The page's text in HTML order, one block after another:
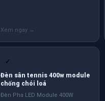
✓
Đèn sân tennis 400w module
chống chói loá
Đèn Pha LED Module 400W